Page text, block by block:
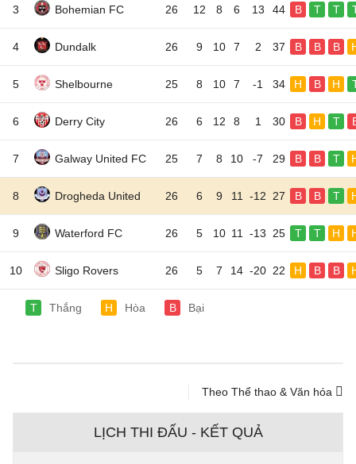
3 Bohemian FC 26 12 8 6 13 44 B T T
4 Dundalk 26 9 10 7 2 37 B B B
5 Shelbourne 25 8 10 7 -1 34 H B H
6 Derry City 26 6 12 8 1 30 B H T
7 Galway United FC 25 7 8 10 -7 29 B B T
8 Drogheda United 26 6 9 11 -12 27 B B T
9 Waterford FC 26 5 10 11 -13 25 T T H
10 Sligo Rovers 26 5 7 14 -20 22 H B B
T Thắng H Hòa B Bại
Theo Thể thao & Văn hóa
LỊCH THI ĐẤU - KẾT QUẢ